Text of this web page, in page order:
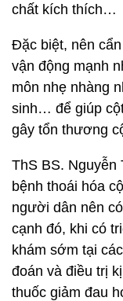
chất kích thích…
Đặc biệt, nên
vận động mạnh
môn nhẹ nhàng
sinh… để giúp
gây tổn thương
ThS BS. Nguyễn
bệnh thoái hóa
người dân nên
cạnh đó, khi có
khám sớm tại
đoán và điều trị
thuốc giảm đau